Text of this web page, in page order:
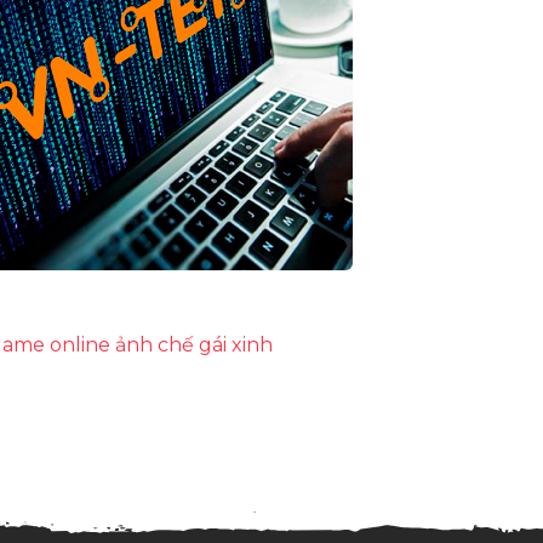
online ảnh chế gái xinh